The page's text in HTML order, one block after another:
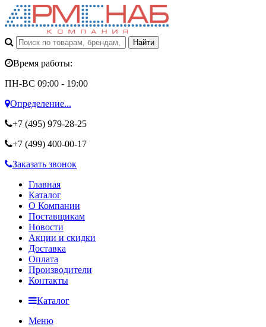
Время работы:
ПН-ВС 09:00 - 19:00
Определение...
+7 (495) 979-28-25
+7 (499) 400-00-17
Заказать звонок
Главная
Каталог
О Компании
Поставщикам
Новости
Акции и скидки
Доставка
Оплата
Производители
Контакты
Каталог
Меню